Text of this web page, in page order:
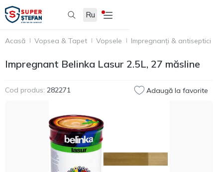
Ru
Acasă Vopsea & Tapet Vopsele Impregnanți & antiseptici
Impregnant Belinka Lasur 2.5L, 27 măsline
Cod produs: 282271 Adaugă la favorite